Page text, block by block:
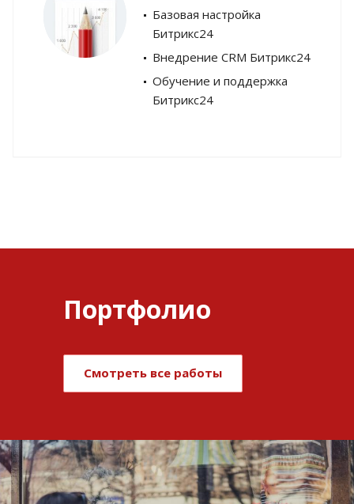
Базовая настройка
Битрикс24
Внедрение CRM Битрикс24
Обучение и поддержка
Битрикс24
Портфолио
Смотреть все работы